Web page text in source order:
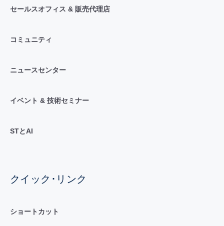
セールスオフィス & 販売代理店
コミュニティ
ニュースセンター
イベント & 技術セミナー
STとAI
クイック･リンク
ショートカット